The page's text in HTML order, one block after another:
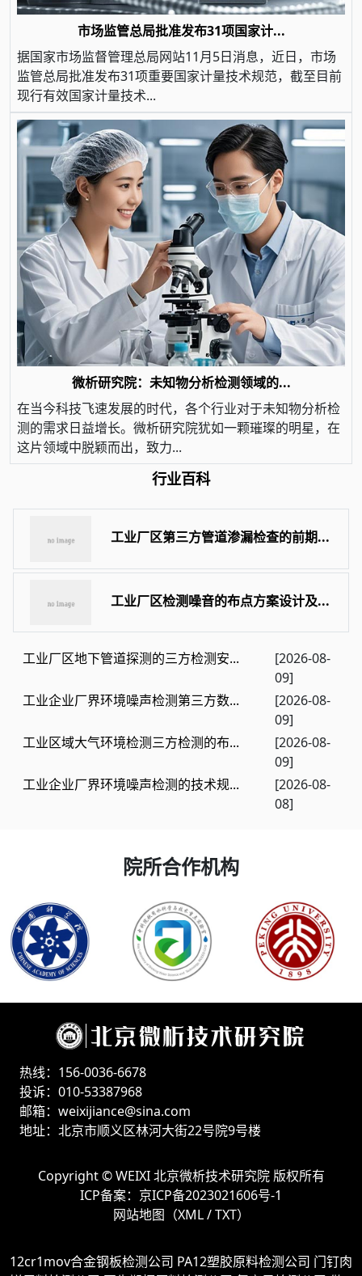
市场监管总局批准发布31项国家计...
据国家市场监督管理总局网站11月5日消息，近日，市场
监管总局批准发布31项重要国家计量技术规范，截至目前
现行有效国家计量技术...
微析研究院：未知物分析检测领域的...
在当今科技飞速发展的时代，各个行业对于未知物分析检
测的需求日益增长。微析研究院犹如一颗璀璨的明星，在
这片领域中脱颖而出，致力...
行业百科
工业厂区第三方管道渗漏检查的前期...
工业厂区检测噪音的布点方案设计及...
工业厂区地下管道探测的三方检测安...
[2026-08-
09]
工业企业厂界环境噪声检测第三方数...
[2026-08-
09]
工业区域大气环境检测三方检测的布...
[2026-08-
09]
工业企业厂界环境噪声检测的技术规...
[2026-08-
08]
院所合作机构
热线：156-0036-6678
投诉：010-53387968
邮箱：weixijiance@sina.com
地址：北京市顺义区林河大街22号院9号楼
Copyright ©WEIXI 北京微析技术研究院版权所有
ICP备案： 京ICP备2023021606号-1
网站地图（XML/TXT）
12cr1mov合金钢板检测公司 PA12塑胶原料检测公司 门钉肉